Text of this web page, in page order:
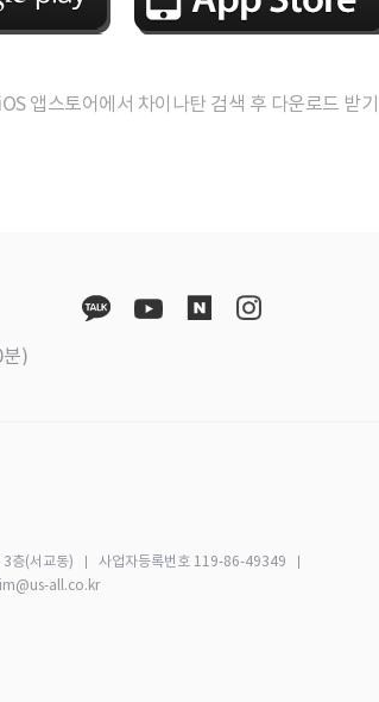
앱스토어에서 차이나탄 검색 후 다운로드 받기
)
층(서교동)
사업자등록번호 119-86-49349
all.co.kr